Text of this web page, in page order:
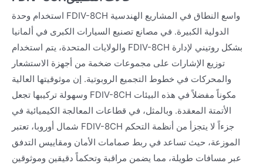
استخدام وحدة FDIV-8CH واسع النطاق في المشاريع الهندسية
الدولية الكبيرة. في مصانع تصنيع السيارات الكبرى في ألمانيا
والولايات المتحدة، يتم استخدام FDIV-8CH بشكل روتيني لإدارة
توزيع الإشارات على مجموعات ضخمة من أجهزة الاستشعار
والمحركات في خطوط التجميع الروبوتية. إن موثوقيتها العالية
وسهولة تركيبها تجعل FDIV-8CH مكوناً مفضلاً في هذه البيئات
الأتمتة المعقدة. وبالمثل، في قطاعات المعالجة الكيميائية في
شمال أوروبا، تعتبر FDIV-8CH جزءاً لا يتجزأ من أنظمة التحكم
الموزعة، حيث تساعد في ربط صمامات الأمان ومقاييس التدفق
عبر مسافات طويلة، مما يضمن مراقبة وتحكماً دقيقين وموثوقين